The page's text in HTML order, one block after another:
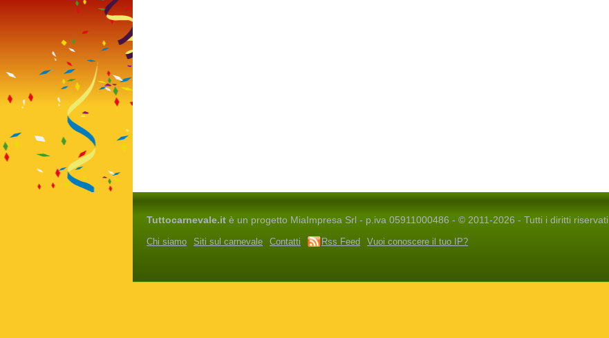
Tuttocarnevale.it è un progetto MiaImpresa Srl - p.iva 05911000486 - © 2011-2026 - Tutti i diritti riservati
Chi siamo Siti sul carnevale Contatti Rss Feed Vuoi conoscere il tuo IP?